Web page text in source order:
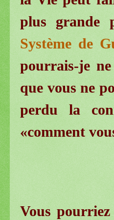
plus grande
Système de
pourrais-je
que vous ne
perdu la
«comment
Vous